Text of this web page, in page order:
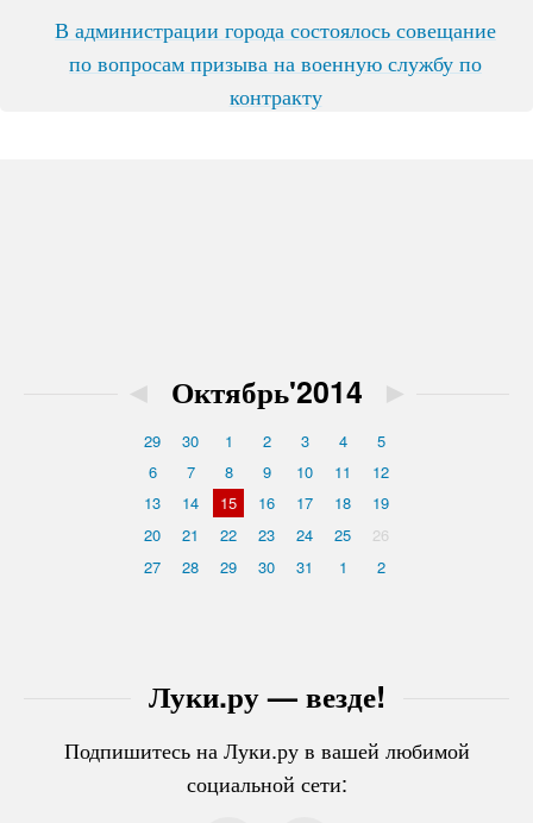
В администрации города состоялось совещание
по вопросам призыва на военную службу по
контракту
Луки.ру — везде!
Подпишитесь на Луки.ру в вашей любимой
социальной сети:
◄ Октябрь'2014 ►
29 30 1 2 3 4
5
6
7 8 9 10 11
12
13
14 15 16 17 18
19
20
21 22 23 24 25
26
27
28 29 30 31 1 2